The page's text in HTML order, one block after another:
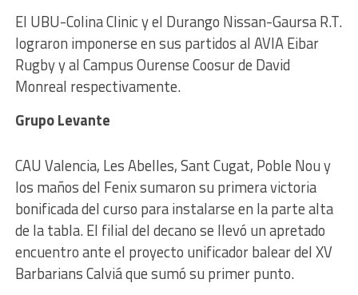
El UBU-Colina Clinic y el Durango Nissan-Gaursa R.T.
lograron imponerse en sus partidos al AVIA Eibar
Rugby y al Campus Ourense Coosur de David
Monreal respectivamente.
Grupo Levante
CAU Valencia, Les Abelles, Sant Cugat, Poble Nou y
los maños del Fenix sumaron su primera victoria
bonificada del curso para instalarse en la parte alta
de la tabla. El filial del decano se llevó un apretado
encuentro ante el proyecto unificador balear del XV
Barbarians Calviá que sumó su primer punto.